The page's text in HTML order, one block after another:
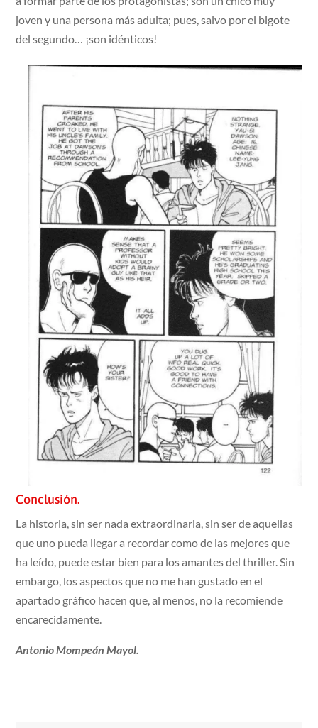
joven y una persona más adulta; pues, salvo por el bigote
del segundo… ¡son idénticos!
Conclusión.
La historia, sin ser nada extraordinaria, sin ser de aquellas
que uno pueda llegar a recordar como de las mejores que
ha leído, puede estar bien para los amantes del thriller. Sin
embargo, los aspectos que no me han gustado en el
apartado gráfico hacen que, al menos, no la recomiende
encarecidamente.
Antonio Mompeán Mayol.